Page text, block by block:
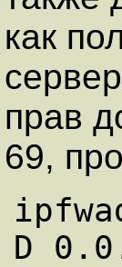
как
прав
69,
D